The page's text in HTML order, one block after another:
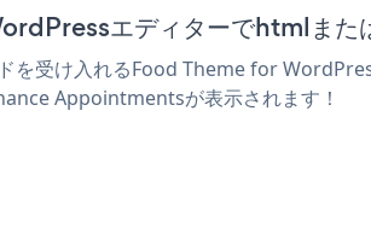
エディターでhtmlまた
を受け入れるFood Theme for
Appointmentsが表示されます！